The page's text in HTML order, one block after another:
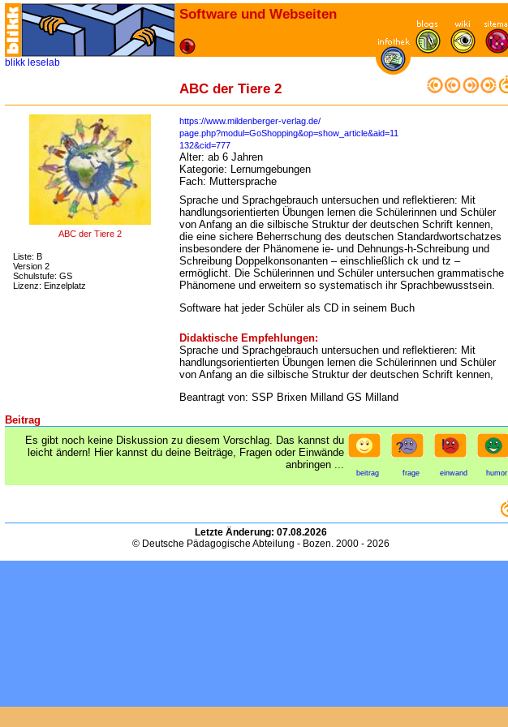
Software und Webseiten
blikk leselab
ABC der Tiere 2
ABC der Tiere 2
Liste: B
Version 2
Schulstufe: GS
Lizenz: Einzelplatz
https://www.mildenberger-verlag.de/
page.php?modul=GoShopping&op=show_article&aid=11
132&cid=777
Alter: ab 6 Jahren
Kategorie: Lernumgebungen
Fach: Muttersprache
Sprache und Sprachgebrauch untersuchen und reflektieren: Mit
handlungsorientierten Übungen lernen die Schülerinnen und Schüler
von Anfang an die silbische Struktur der deutschen Schrift kennen,
die eine sichere Beherrschung des deutschen Standardwortschatzes
insbesondere der Phänomene ie- und Dehnungs-h-Schreibung und
Schreibung Doppelkonsonanten – einschließlich ck und tz –
ermöglicht. Die Schülerinnen und Schüler untersuchen grammatische
Phänomene und erweitern so systematisch ihr Sprachbewusstsein.
Software hat jeder Schüler als CD in seinem Buch
Didaktische Empfehlungen:
Sprache und Sprachgebrauch untersuchen und reflektieren: Mit
handlungsorientierten Übungen lernen die Schülerinnen und Schüler
von Anfang an die silbische Struktur der deutschen Schrift kennen,
Beantragt von: SSP Brixen Milland GS Milland
Beitrag
Es gibt noch keine Diskussion zu diesem Vorschlag. Das kannst du
leicht ändern! Hier kannst du deine Beiträge, Fragen oder Einwände
anbringen ...
beitrag frage einwand humor
Letzte Änderung: 07.08.2026
© Deutsche Pädagogische Abteilung - Bozen. 2000 - 2026